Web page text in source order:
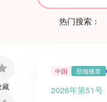
热门搜索：
藏
中国 部颁规章
2026年第51号